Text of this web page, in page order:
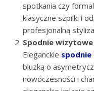
spotkania czy
klasyczne szpilki i
profesjonalną
Spodnie
Eleganckie spodnie
bluzką o
nowoczesności i